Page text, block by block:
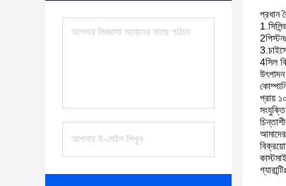
প্রধান
4সিল
উৎপাদন
প্রায়